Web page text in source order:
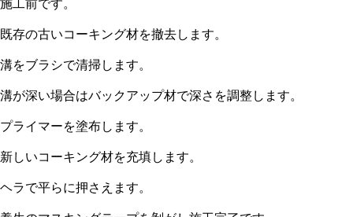
施工前です。
既存の古いコーキング材を撤去します。
溝をブラシで清掃します。
溝が深い場合はバックアップ材で深さを調整します。
プライマーを塗布します。
新しいコーキング材を充填します。
ヘラで平らに押さえます。